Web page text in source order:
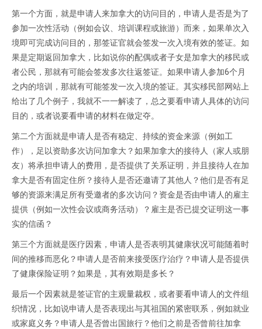
第一个方面，就是申请人来加拿大的访问目的，申请人是否是为了
参加一次性活动（例如会议、培训课程或旅游）而来，如果单次入
境即可完成访问目的，那签证官就会签发一次入境有效的签证。如
果是定期返回加拿大，比如说你的配偶或者子女是加拿大的移民或
者公民，那就有可能会签发多次往返签证。如果申请人参加6个月
之内的培训，那就有可能签发一次入境的签证。其实移民部网站上
给出了几个例子，我就不一一解读了，总之要看申请人具体的访问
目的，或者说要看申请的材料在做定夺。
第二个方面就是申请人是否有稳定、持续的资金来源（例如工
作），足以资助多次访问加拿大？如果加拿大的接待人（家人或朋
友）将承担申请人的费用，是否提供了关系证明，并且接待人在加
拿大是否有固定住所？接待人是否还邀请了其他人？他们是否有足
够的资源来满足所有受邀者的多次访问？资金是否由申请人的雇主
提供（例如一次性会议或商务活动）？雇主是否已提交证明这一事
实的信函？
第三个方面就是医疗因素，申请人是否表明其健康状况可能随着时
间的推移而恶化？申请人是否前来接受医疗治疗？申请人是否提供
了健康保险证明？如果是，其有效期是多长？
最后一个因素就是签证官的主观量裁权，或者要看申请人的文件组
织情况，比如说申请人是否表现出与其祖国的紧密联系，例如就业
或家庭义务？申请人是否曾出国旅行？他们之前是否曾前往加拿